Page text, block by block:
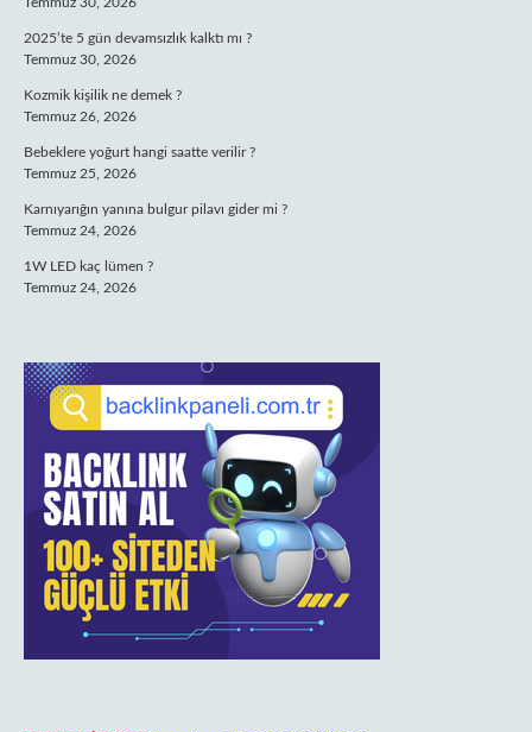
2025’te 5 gün devamsızlık kalktı mı ?
Temmuz 30, 2026
Kozmik kişilik ne demek ?
Temmuz 26, 2026
Bebeklere yoğurt hangi saatte verilir ?
Temmuz 25, 2026
Karnıyarığın yanına bulgur pilavı gider mi ?
Temmuz 24, 2026
1W LED kaç lümen ?
Temmuz 24, 2026